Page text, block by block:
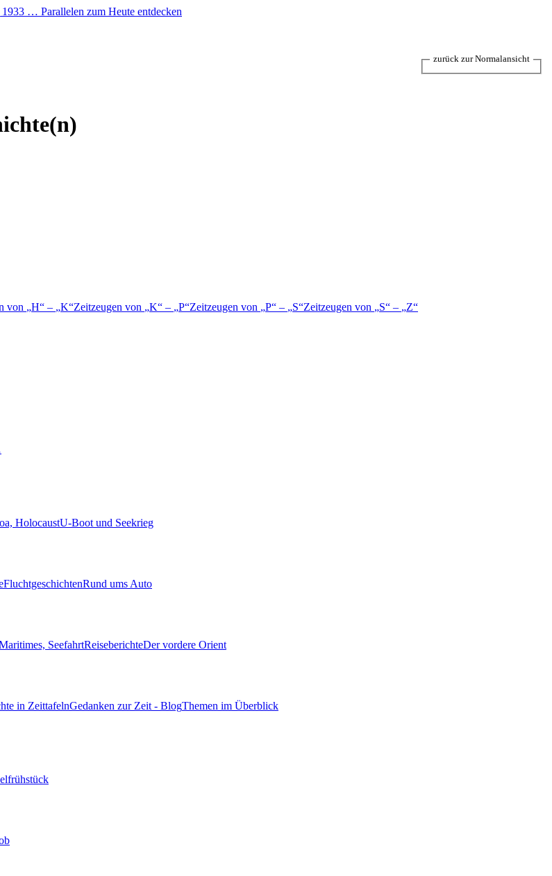
… Parallelen zum Heute entdecken
von H – K Zeitzeugen von K – P Zeitzeugen von P – S Zeitzeugen von S –
Z
HolocaustU-Boot und Seekrieg
FluchtgeschichtenRund ums Auto
SeefahrtReiseberichteDer vordere Orient
in ZeittafelnGedanken zur Zeit - BlogThemen im Überblick
zurück zur Normalansicht